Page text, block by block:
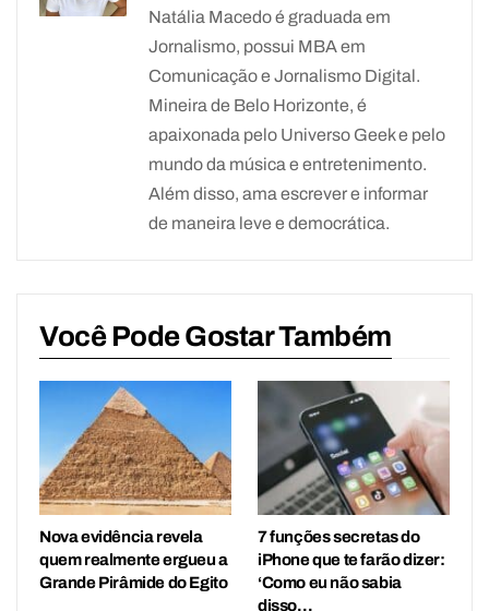
Natália Macedo é graduada em
Jornalismo, possui MBA em
Comunicação e Jornalismo Digital.
Mineira de Belo Horizonte, é
apaixonada pelo Universo Geek e pelo
mundo da música e entretenimento.
Além disso, ama escrever e informar
de maneira leve e democrática.
Você Pode Gostar Também
Nova evidência revela
quem realmente ergueu a
Grande Pirâmide do Egito
7 funções secretas do
iPhone que te farão dizer:
‘Como eu não sabia
disso…